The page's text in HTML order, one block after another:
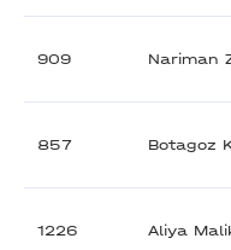
909 Nariman
857 Botagoz
1226 Aliya